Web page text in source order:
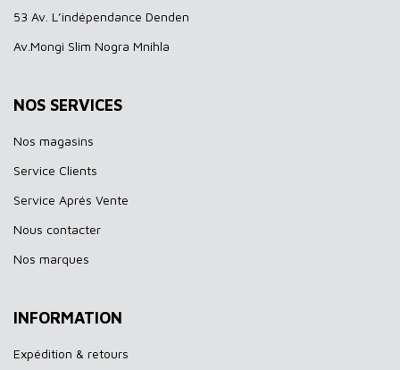
53 Av. L’indépendance Denden
Av.Mongi Slim Nogra Mnihla
NOS SERVICES
Nos magasins
Service Clients
Service Aprés Vente
Nous contacter
Nos marques
INFORMATION
Expédition & retours